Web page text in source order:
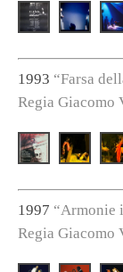
1993 “Farsa
Regia Giacomo
1997 “Armonie
Regia Giacomo